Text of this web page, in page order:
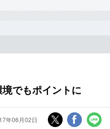
でもポイントに
年06月02日